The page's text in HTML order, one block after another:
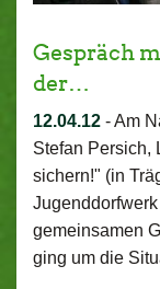
Gespräch
der…
12.04.12 -Am
Stefan Persich,
sichern!" (in
gemeinsamen
ging um die